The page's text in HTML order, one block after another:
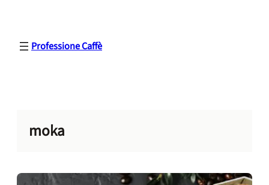
Professione Caffè
moka